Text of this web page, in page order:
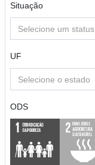
Situação
Selecione um status
UF
Selecione o estado
ODS